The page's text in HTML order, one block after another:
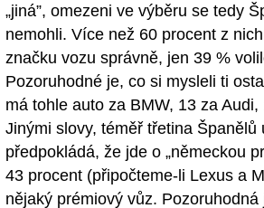
„jiná”, omezeni ve výběru se tedy
nemohli. Více než 60 procent z
značku vozu správně, jen 39 %
Pozoruhodné je, co si mysleli ti
má tohle auto za BMW, 13 za Audi,
Jinými slovy, téměř třetina Španělů
předpokládá, že jde o „německou
43 procent (připočteme-li Lexus a
nějaký prémiový vůz.